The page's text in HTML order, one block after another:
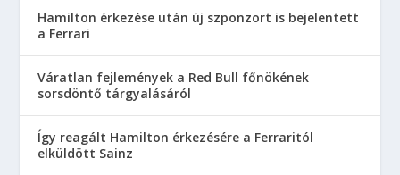
Hamilton érkezése után új szponzort is bejelentett
a Ferrari
Váratlan fejlemények a Red Bull főnökének
sorsdöntő tárgyalásáról
Így reagált Hamilton érkezésére a Ferraritól
elküldött Sainz